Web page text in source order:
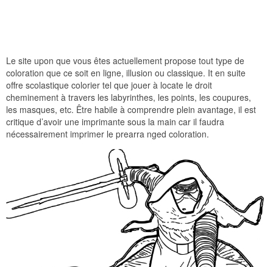
Le site upon que vous êtes actuellement propose tout type de
coloration que ce soit en ligne, illusion ou classique. It en suite
offre scolastique colorier tel que jouer à locate le droit
cheminement à travers les labyrinthes, les points, les coupures,
les masques, etc. Être habile à comprendre plein avantage, il est
critique d’avoir une imprimante sous la main car il faudra
nécessairement imprimer le prearra nged coloration.